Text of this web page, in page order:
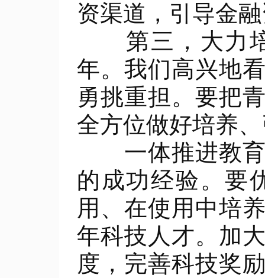
资渠道，引导金
第三，大力培
年。我们高兴地
勇挑重担。要把
全方位做好培养
一体推进教育
的成功经验。要
用、在使用中培
年科技人才。加
度，完善科技奖